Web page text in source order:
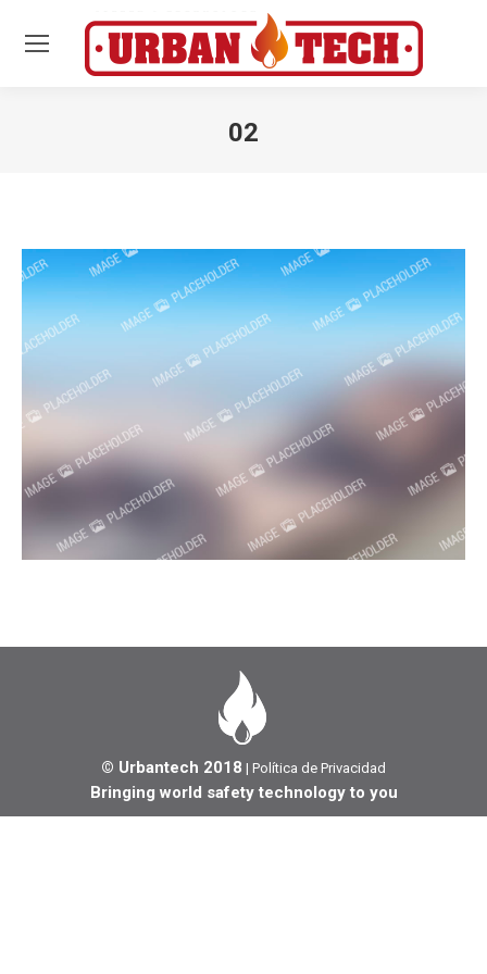
02
© Urbantech 2018 | Política de Privacidad
Bringing world safety technology to you